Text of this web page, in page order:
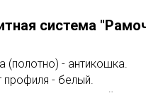
система
(полотно) - антикошка.
профиля - белый.